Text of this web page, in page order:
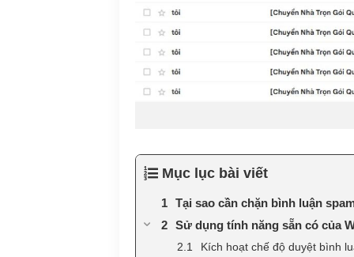
Mục lục bài viết
Tại sao cần chặn bình luận
Sử dụng tính năng sẵn có của
Kích hoạt chế độ duyệt bình